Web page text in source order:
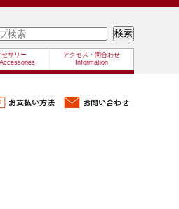
セサリー
アクセス・問合わせ
Information